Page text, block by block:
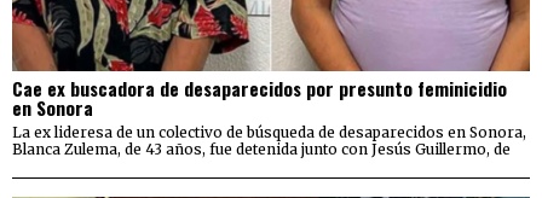
Cae ex buscadora de desaparecidos por presunto feminicidio
en Sonora
La ex lideresa de un colectivo de búsqueda de desaparecidos en Sonora,
Blanca Zulema, de 43 años, fue detenida junto con Jesús Guillermo, de